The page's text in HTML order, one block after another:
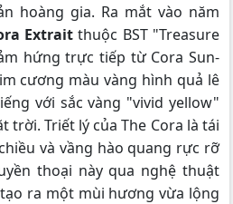
hoàng gia. Ra mắt vào năm
Extrait thuộc BST "Treasure
hứng trực tiếp từ Cora Sun-
cương màu vàng hình quả lê
với sắc vàng "vivid yellow"
trời. Triết lý của The Cora là tái
và vầng hào quang rực rỡ
thoại này qua nghệ thuật
ra một mùi hương vừa lộng